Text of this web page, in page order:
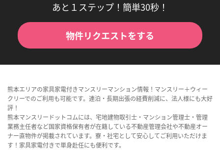
あと１ステップ！簡単30秒！
物件リクエストをする
熊本エリアの家具家電付きマンスリーマンション情報！マンスリー＋ウィー
クリーでのご利用も可能です。連泊・長期出張の経費削減に、法人様にも大好
評！
熊本マンスリードットコムには、宅地建物取引士・マンション管理士・管理
業務主任者など国家資格保有者が在籍している不動産管理会社や不動産オー
ナー直物件が掲載されています。寮・社宅として安心してご利用いただけま
す！家具家電付きで単身赴任にも便利です。